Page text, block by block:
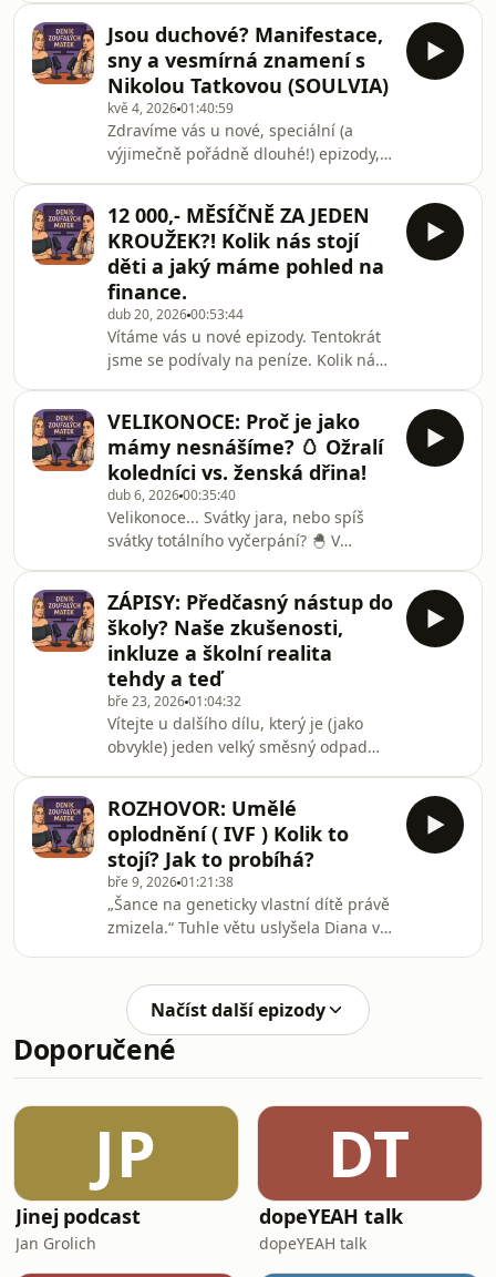
díle sdílíme naše vlastní (občas do
MÓDA NAŠICH DĚTÍ! 🤯👗Taky máte
doma modelky a modely, co se
převlékají pětkrát za den? Nebo
puberťáky, co momentálně nosí věci,
které vypadají jako pytle od brambor?
V tomhle díle probereme všechno od
totálních dětských kýčů až po finanční
infarkty v obchodech.
Jsou duchové? Manifestace,
sny a vesmírná znamení s
Nikolou Tatkovou (SOULVIA)
kvě 4, 202601:40:59
Zdravíme vás u nové, speciální (a
výjimečně pořádně dlouhé!) epizody,
– Nikolu Tatkovou.Nikča se na svém
webu Soulvia.cz věnuje kolektivním
výkladům karet, afirmacím a
seberozvoji. V dnešním díle se
společně ponoříme hluboko do témat
duchovna, sebepoznání a vědomého
rodičovství. Pokud vás zajímá, jak si v
každodenním shonu udržet vnitřní
klid a najít cestu k
12 000,- MĚSÍČNĚ ZA JEDEN
KROUŽEK?! Kolik nás stojí
děti a jaký máme pohled na
finance.
dub 20, 202600:53:44
Vítáme vás u nové epizody. Tentokrát
jsme se podívaly na peníze. Kolik nás
ceny benzínu a nafty?Už tradičně
jsme zabrousily okrajově do všech
směrů.Co tě dnes čeká:Kolik stojí děti?
Jaké částky platíme za kroužky a kolik
jich naše děti mají? Jsou právě kroužky
na dětech to nejdražší?Historky z
našeho soukromí.Je Áďa doma větší
VELIKONOCE: Proč je jako
mámy nesnášíme? 🥚 Ožralí
koledníci vs. ženská dřina!
dub 6, 202600:35:40
Velikonoce... Svátky jara, nebo spíš
svátky totálního vyčerpání? 🐣 V
jdeme s pravdou ven. Proč máme
pocit, že zatímco my se dělíme s
vajíčky, pečeme beránky a chystáme
výzdobu, chlapi mají jedinou starost –
pořádně se u té koledy „upravit“? 🍷🥴
Probereme všechno od jarní únavy
přes pálení čarodějnic až po stavění
májek. Navíc vám naservírujeme
čerstvé historky z n
ZÁPISY: Předčasný nástup do
školy? Naše zkušenosti,
inkluze a školní realita
tehdy a teď
bře 23, 202601:04:32
Vítejte u dalšího dílu, který je (jako
obvykle) jeden velký směsný odpad
všechny straší v noci – ZÁPISY DO
ŠKOL A ŠKOLEK. 🎒😱Je to boj o místo,
nebo o naše poslední zbytky nervů?
Probraly jsme všechno od toho, jak
vypadáme u ředitelny, až po naše
vlastní bizarní historky ze školních let.
A ano, došlo i na legendárního učitele
ROZHOVOR: Umělé
oplodnění ( IVF ) Kolik to
stojí? Jak to probíhá?
bře 9, 202601:21:38
„Šance na geneticky vlastní dítě právě
zmizela.“ Tuhle větu uslyšela Diana v
nejtěžší kapitolu – moment, kdy končí
naděje na přirozené početí a začíná
kolotoč testů, diagnóz a neúspěšných
pokusů.Diana s Turnerovým
prvního IVF cyklu. Kromě psychické
bolesti ale otevíráme i téma, o kterém
se ča
Načíst další epizody
Doporučené
JP
Jinej podcast
Jan Grolich
DT
dopeYEAH talk
dopeYEAH talk